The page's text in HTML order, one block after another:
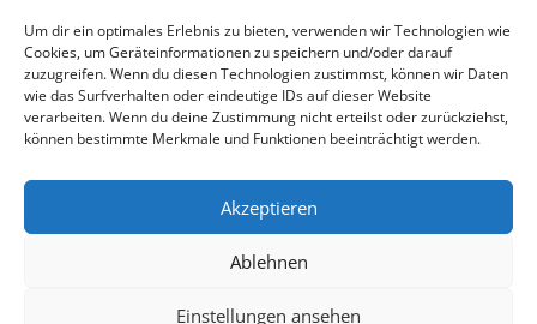
Um dir ein optimales Erlebnis zu bieten, verwenden wir Technologien wie
Cookies, um Geräteinformationen zu speichern und/oder darauf
zuzugreifen. Wenn du diesen Technologien zustimmst, können wir Daten
wie das Surfverhalten oder eindeutige IDs auf dieser Website
verarbeiten. Wenn du deine Zustimmung nicht erteilst oder zurückziehst,
können bestimmte Merkmale und Funktionen beeinträchtigt werden.
Akzeptieren
Ablehnen
Einstellungen ansehen
Untere Bachgasse 15
Fax +49 (0)941 56712301